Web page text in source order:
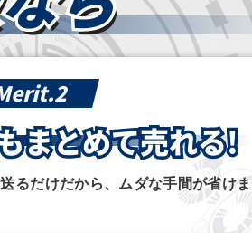
まとめて売れる!
るだけだから、ムダな手間が省けま